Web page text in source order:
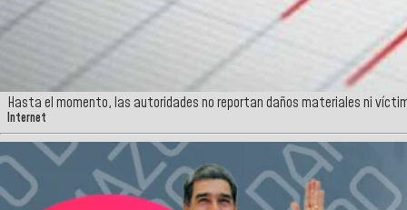
Hasta el momento, las autoridades no reportan daños materiales ni
Internet